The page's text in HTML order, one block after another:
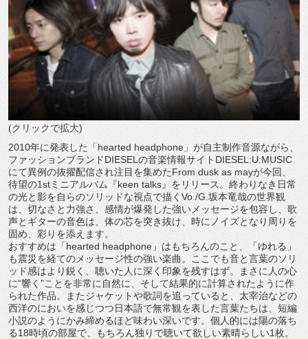
(クリックで拡大)
2010年に発表した「hearted headphone」が自主制作音源ながら、
ファッションブランドDIESELの音楽情報サイトDIESEL:U:MUSIC
にて異例の抜擢配信され注目を集めたFrom dusk as mayが今回、
待望の1stミニアルバム『keen talks』をリリース。終わりなき日常
の光と影を自らのソリッドな視点で描くVo./G.坂本竜哉の世界観
は、切なさと力強さ、感情が爆発した強いメッセージを包容し、歌
声とギターの音色は、体の芯を突き抜け、時にノイズとなり周りを
固め、彩りを添えます。
おすすめは「hearted headphone」はもちろんのこと、「ゆれる」
も震災を経てのメッセージ性の強い楽曲。ここでも音と言葉のソリ
ッド感はより鋭く、聴いた人に深く印象を残すはず。まさに人の心
に“響く”ことを非常に自然に、そして結果的に計算されたように作
られた作品。またジャケットや歌詞を追っていると、太宰治などの
西洋のにおいを感じつつ日本語で無常観を表した言葉たちは、短編
小説のようにかみ締めるほど味わい深いです。個人的には陽の落ち
る18時頃の部屋で、もちろん独りで聴いて欲しい素晴らしい1枚。